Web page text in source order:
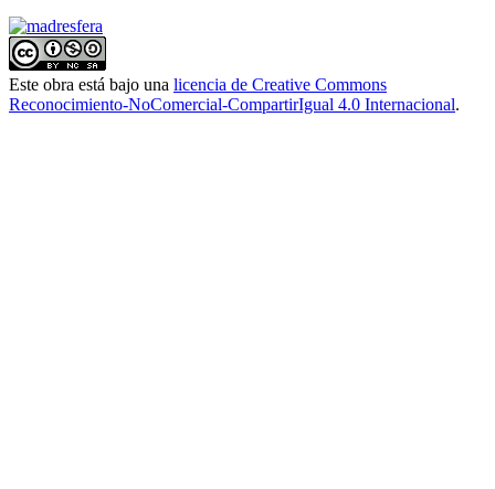
Este obra está bajo una licencia de Creative Commons
Reconocimiento-NoComercial-CompartirIgual 4.0 Internacional.